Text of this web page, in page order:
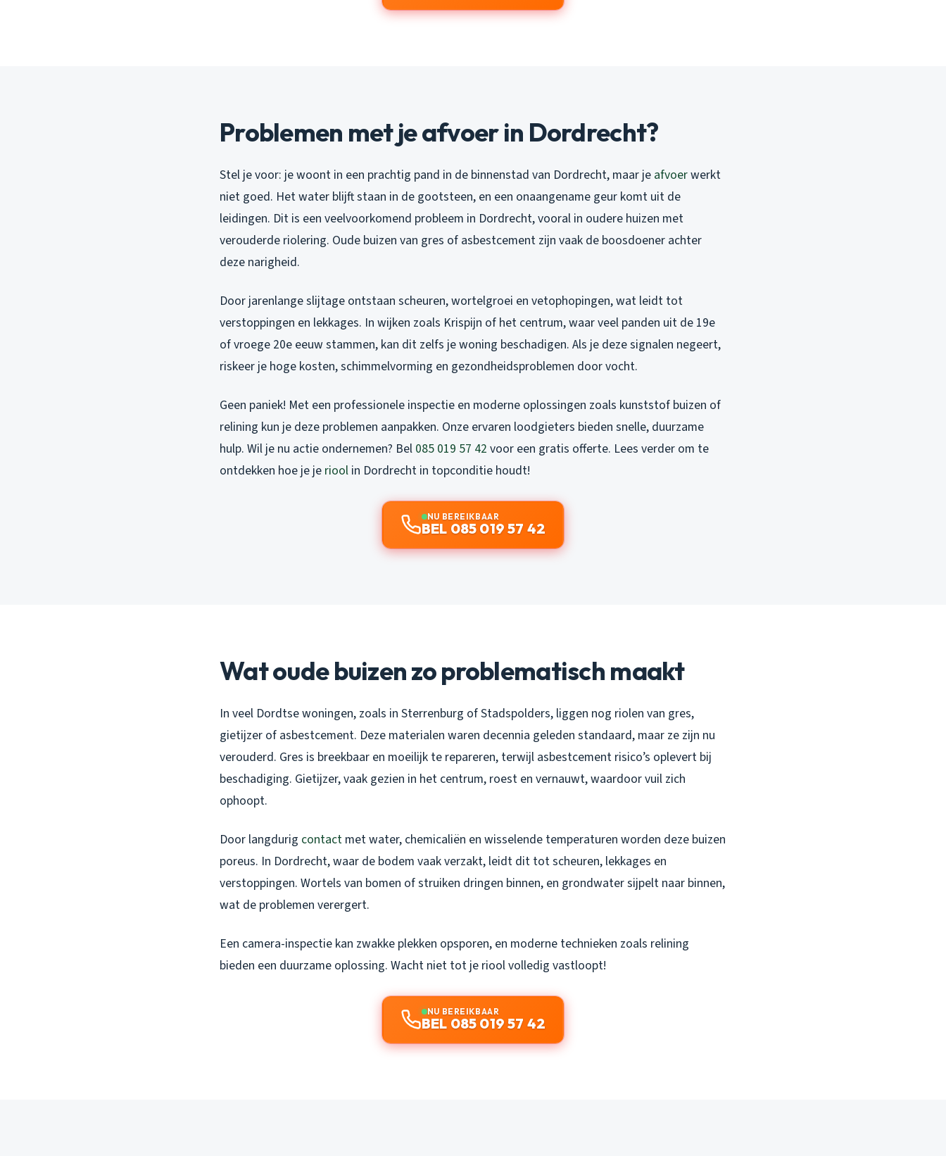
Problemen met je afvoer in Dordrecht?
Stel je voor: je woont in een prachtig pand in de binnenstad van Dordrecht, maar je afvoerwerkt
niet goed. Het water blijft staan in de gootsteen, en een onaangename geur komt uit de
leidingen. Dit is een veelvoorkomend probleem in Dordrecht, vooral in oudere huizen met
verouderde riolering. Oude buizen van gres of asbestcement zijn vaak de boosdoener achter
deze narigheid.
Door jarenlange slijtage ontstaan scheuren, wortelgroei en vetophopingen, wat leidt tot
verstoppingen en lekkages. In wijken zoals Krispijn of het centrum, waar veel panden uit de 19e
of vroege 20e eeuw stammen, kan dit zelfs je woning beschadigen. Als je deze signalen negeert,
riskeer je hoge kosten, schimmelvorming en gezondheidsproblemen door vocht.
Geen paniek! Met een professionele inspectie en moderne oplossingen zoals kunststof buizen of
relining kun je deze problemen aanpakken. Onze ervaren loodgieters bieden snelle, duurzame
hulp. Wil je nu actie ondernemen? Bel 085 019 57 42 voor een gratis offerte. Lees verder om te
ontdekken hoe je je riool in Dordrecht in topconditie houdt!
NU BEREIKBAAR
BEL 085 019 57 42
Wat oude buizen zo problematisch maakt
In veel Dordtse woningen, zoals in Sterrenburg of Stadspolders, liggen nog riolen van gres,
gietijzer of asbestcement. Deze materialen waren decennia geleden standaard, maar ze zijn nu
verouderd. Gres is breekbaar en moeilijk te repareren, terwijl asbestcement risico’s oplevert bij
beschadiging. Gietijzer, vaak gezien in het centrum, roest en vernauwt, waardoor vuil zich
ophoopt.
Door langdurig contact met water, chemicaliën en wisselende temperaturen worden deze buizen
poreus. In Dordrecht, waar de bodem vaak verzakt, leidt dit tot scheuren, lekkages en
verstoppingen. Wortels van bomen of struiken dringen binnen, en grondwater sijpelt naar binnen,
wat de problemen verergert.
Een camera-inspectie kan zwakke plekken opsporen, en moderne technieken zoals relining
bieden een duurzame oplossing. Wacht niet tot je riool volledig vastloopt!
NU BEREIKBAAR
BEL 085 019 57 42